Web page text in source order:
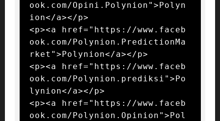
ook.com/Opini.Polynion">Polyn
ion</a></p>
<p><a href="https://www.faceb
ook.com/Polynion.PredictionMa
rket">Polynion</a></p>
<p><a href="https://www.faceb
ook.com/Polynion.prediksi">Po
lynion</a></p>
<p><a href="https://www.faceb
ook.com/Polynion.Opinion">Pol